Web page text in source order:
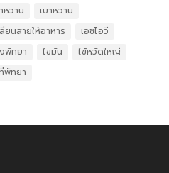
หวาน
เบาหวาน
ยนสายให้อาหาร
เอชไอวี
พัทยา ไขมัน
ไข้หวัดใหญ่
พัทยา